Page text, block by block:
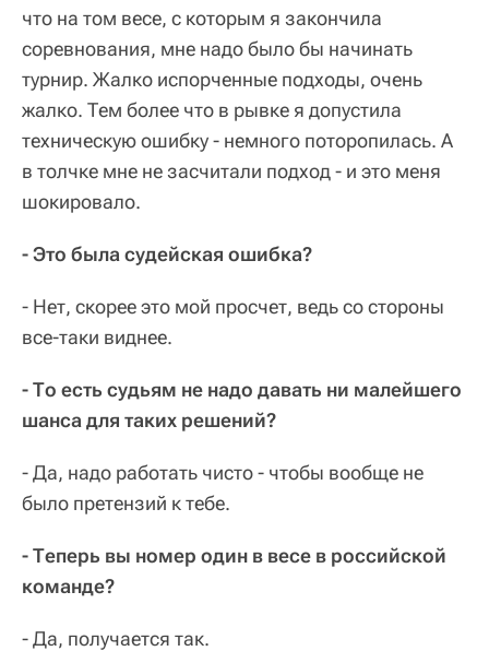
что на том весе, с которым я закончила
соревнования, мне надо было бы начинать
турнир. Жалко испорченные подходы, очень
жалко. Тем более что в рывке я допустила
техническую ошибку - немного поторопилась. А
в толчке мне не засчитали подход - и это меня
шокировало.
- Это была судейская ошибка?
- Нет, скорее это мой просчет, ведь со стороны
все-таки виднее.
- То есть судьям не надо давать ни малейшего
шанса для таких решений?
- Да, надо работать чисто - чтобы вообще не
было претензий к тебе.
- Теперь вы номер один в весе в российской
команде?
- Да, получается так.